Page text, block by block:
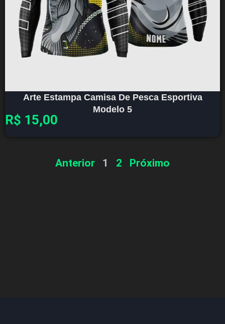
Arte Estampa Camisa De Pesca Esportiva
Modelo 5
R$ 15,00
Anterior 1 2 Próximo